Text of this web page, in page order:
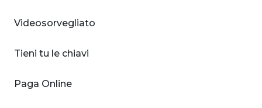
Videosorvegliato
Tieni tu le chiavi
Paga Online